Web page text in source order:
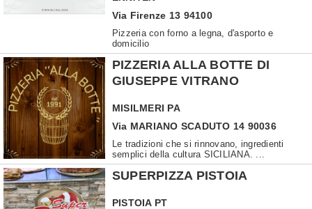
Via Firenze 13 94100
Pizzeria con forno a legna, d'asporto e
domicilio
PIZZERIA ALLA BOTTE DI
GIUSEPPE VITRANO
MISILMERI PA
Via MARIANO SCADUTO 14 90036
Le tradizioni che si rinnovano, ingredienti
semplici della cultura SICILIANA. ...
SUPERPIZZA PISTOIA
PISTOIA PT